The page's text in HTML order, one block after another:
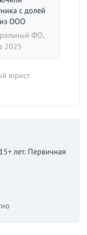
с долей
ООО
ФО,
2025
юрист
лет. Первичная